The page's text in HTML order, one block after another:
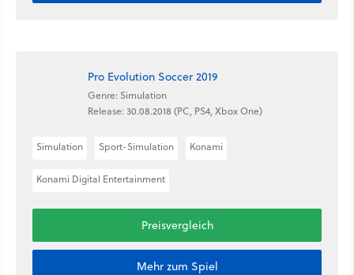
Pro Evolution Soccer 2019
Genre: Simulation
Release: 30.08.2018 (PC, PS4, Xbox One)
Simulation Sport-Simulation Konami
Konami Digital Entertainment
Preisvergleich
Mehr zum Spiel